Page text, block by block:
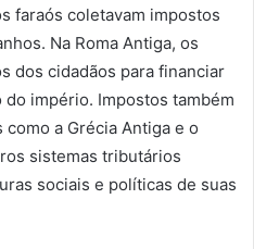
faraós coletavam impostos
Na Roma Antiga, os
dos cidadãos para financiar
império. Impostos também
a Grécia Antiga e o
sistemas tributários
sociais e políticas de suas